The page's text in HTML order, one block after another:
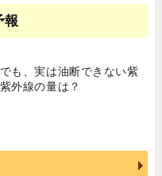
報
も、実は油断できない紫
外線の量は？